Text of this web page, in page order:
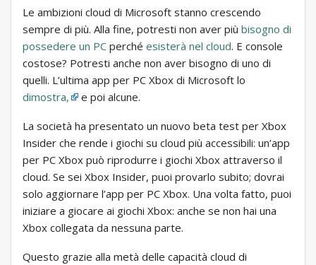
Le ambizioni cloud di Microsoft stanno crescendo
sempre di più. Alla fine, potresti non aver più bisogno di
possedere un PC perché esisterà nel cloud. E console
costose? Potresti anche non aver bisogno di uno di
quelli. L’ultima app per PC Xbox di Microsoft lo
dimostra,
e poi alcune.
La società ha presentato un nuovo beta test per Xbox
Insider che rende i giochi su cloud più accessibili: un’app
per PC Xbox può riprodurre i giochi Xbox attraverso il
cloud. Se sei Xbox Insider, puoi provarlo subito; dovrai
solo aggiornare l’app per PC Xbox. Una volta fatto, puoi
iniziare a giocare ai giochi Xbox: anche se non hai una
Xbox collegata da nessuna parte.
Questo grazie alla metà delle capacità cloud di